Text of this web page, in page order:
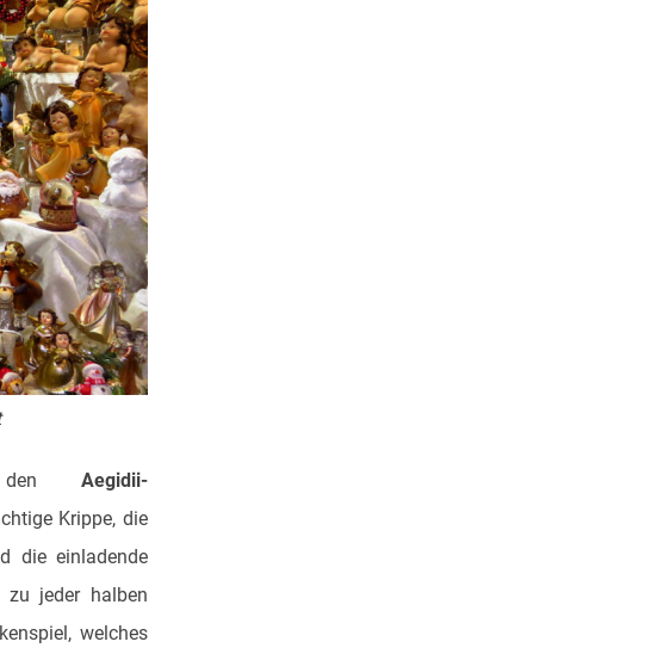
den Aegidii-
Krippe, die
die einladende
zu jeder halben
welches